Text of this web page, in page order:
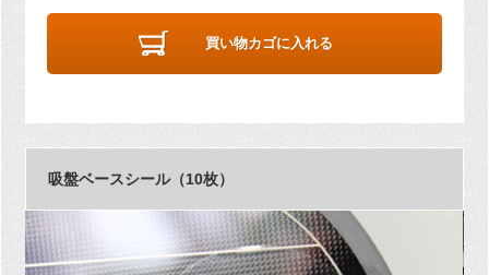
買い物カゴに入れる
吸盤ベースシール（10枚）